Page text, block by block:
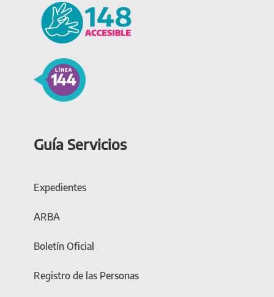
Guía Servicios
Expedientes
ARBA
Boletín Oficial
Registro de las Personas